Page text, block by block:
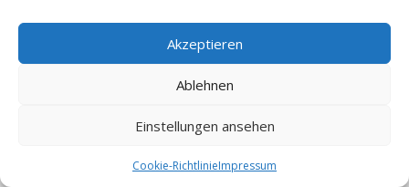
Akzeptieren
Ablehnen
Einstellungen ansehen
Cookie-RichtlinieImpressum
© 2026 VSW Segeln -Impressum